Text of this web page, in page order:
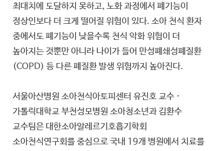
최대치에 도달하지 못하고, 노화 과정에서 폐기능이
정상인보다 더 크게 떨어질 위험이 있다. 소아 천식 환자
중에서도 폐기능이 낮을수록 천식 악화 위험이 더
높아지는 것뿐만 아니라 나이가 들어 만성폐쇄성폐질환
(COPD) 등 다른 폐질환 발생 위험까지 높아진다.
서울아산병원 소아천식아토피센터 유진호 교수 ·
가톨릭대학교 부천성모병원 소아청소년과 김환수
교수팀은 대한소아알레르기호흡기학회
소아천식연구회를 중심으로 국내 19개 병원에서 치료를